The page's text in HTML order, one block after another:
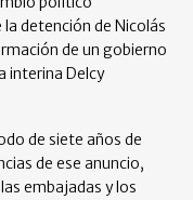
detención de Nicolás
de un gobierno
interina Delcy
de siete años de
de ese anuncio,
embajadas y los